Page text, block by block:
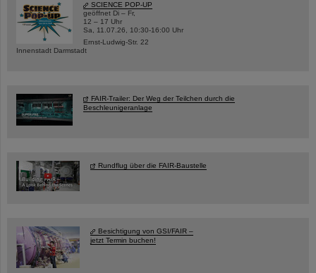
SCIENCE POP-UP
geöffnet Di – Fr,
12 – 17 Uhr
Sa, 11.07.26, 10:30-16:00 Uhr
Ernst-Ludwig-Str. 22
Innenstadt Darmstadt
FAIR-Trailer: Der Weg der Teilchen durch die
Beschleunigeranlage
Rundflug über die FAIR-Baustelle
Besichtigung von GSI/FAIR –
jetzt Termin buchen!